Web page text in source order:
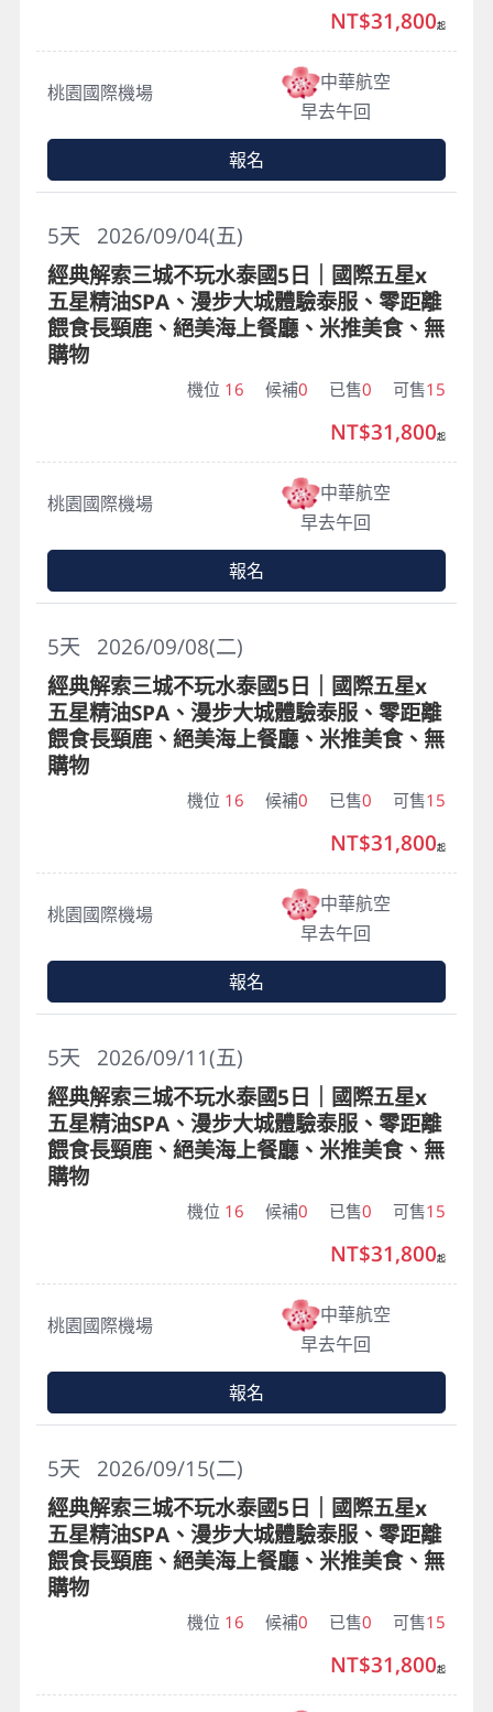
桃園國際機場
中華航空
早去午回
NT$31,800起
報名
2026/09/04(五)
5天
經典解索三城不玩水泰國5日｜國際五星x
五星精油SPA、漫步大城體驗泰服、零距離
餵食長頸鹿、絕美海上餐廳、米推美食、無
購物
機位 16 候補0 已售0 可售15
桃園國際機場
中華航空
早去午回
NT$31,800起
報名
2026/09/08(二)
5天
經典解索三城不玩水泰國5日｜國際五星x
五星精油SPA、漫步大城體驗泰服、零距離
餵食長頸鹿、絕美海上餐廳、米推美食、無
購物
機位 16 候補0 已售0 可售15
桃園國際機場
中華航空
早去午回
NT$31,800起
報名
2026/09/11(五)
5天
經典解索三城不玩水泰國5日｜國際五星x
五星精油SPA、漫步大城體驗泰服、零距離
餵食長頸鹿、絕美海上餐廳、米推美食、無
購物
機位 16 候補0 已售0 可售15
桃園國際機場
中華航空
早去午回
NT$31,800起
報名
2026/09/15(二)
5天
經典解索三城不玩水泰國5日｜國際五星x
五星精油SPA、漫步大城體驗泰服、零距離
餵食長頸鹿、絕美海上餐廳、米推美食、無
購物
機位 16 候補0 已售0 可售15
NT$31,800起